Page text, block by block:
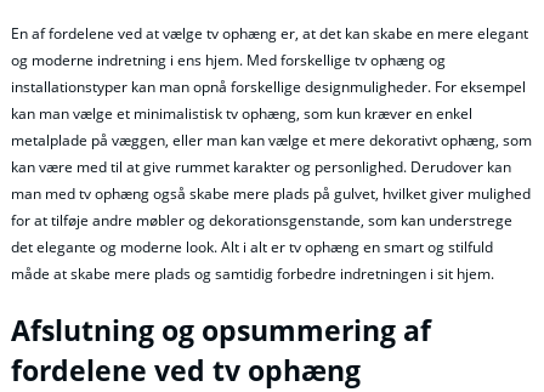
En af fordelene ved at vælge tv ophæng er, at det kan skabe en mere elegant
og moderne indretning i ens hjem. Med forskellige tv ophæng og
installationstyper kan man opnå forskellige designmuligheder. For eksempel
kan man vælge et minimalistisk tv ophæng, som kun kræver en enkel
metalplade på væggen, eller man kan vælge et mere dekorativt ophæng, som
kan være med til at give rummet karakter og personlighed. Derudover kan
man med tv ophæng også skabe mere plads på gulvet, hvilket giver mulighed
for at tilføje andre møbler og dekorationsgenstande, som kan understrege
det elegante og moderne look. Alt i alt er tv ophæng en smart og stilfuld
måde at skabe mere plads og samtidig forbedre indretningen i sit hjem.
Afslutning og opsummering af
fordelene ved tv ophæng